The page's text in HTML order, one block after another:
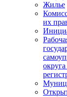
Жилье
их